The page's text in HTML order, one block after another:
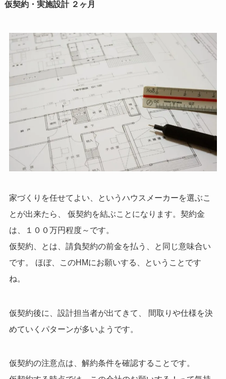
仮契約・実施設計 ２ヶ月
家づくりを任せてよい、というハウスメーカーを選ぶこ
とが出来たら、 仮契約を結ぶことになります。契約金
は、１００万円程度～です。
仮契約、とは、請負契約の前金を払う、と同じ意味合い
です。 ほぼ、このHMにお願いする、ということです
ね。
仮契約後に、設計担当者が出てきて、 間取りや仕様を決
めていくパターンが多いようです。
仮契約の注意点は、解約条件を確認することです。